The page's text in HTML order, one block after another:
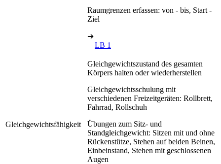
Raumgrenzen erfassen: von - bis, Start -
Ziel
➔
LB 1
Gleichgewichtsfähigkeit
Gleichgewichtszustand des gesamten
Körpers halten oder wiederherstellen
Gleichgewichtsschulung mit
verschiedenen Freizeitgeräten: Rollbrett,
Fahrrad, Rollschuh
Übungen zum Sitz- und
Standgleichgewicht: Sitzen mit und ohne
Rückenstütze, Stehen auf beiden Beinen,
Einbeinstand, Stehen mit geschlossenen
Augen